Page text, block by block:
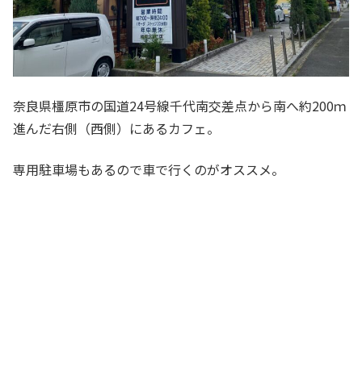
奈良県橿原市の国道24号線千代南交差点から南へ約200ｍ
進んだ右側（西側）にあるカフェ。
専用駐車場もあるので車で行くのがオススメ。